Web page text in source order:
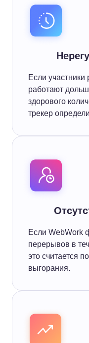
Если участники
работают
здорового
трекер
Если WebWork
перерывов в
это считается
выгорания.